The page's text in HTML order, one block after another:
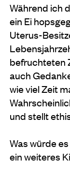
Während ich
ein Ei
Uterus-
befruchteten
auch
wie viel Zeit
und stellt
Was würde
ein weiteres